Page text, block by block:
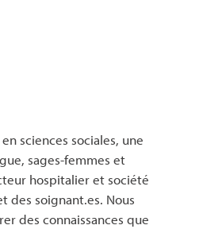
sciences sociales, une
sages-femmes et
hospitalier et société
des soignant.es. Nous
des connaissances que